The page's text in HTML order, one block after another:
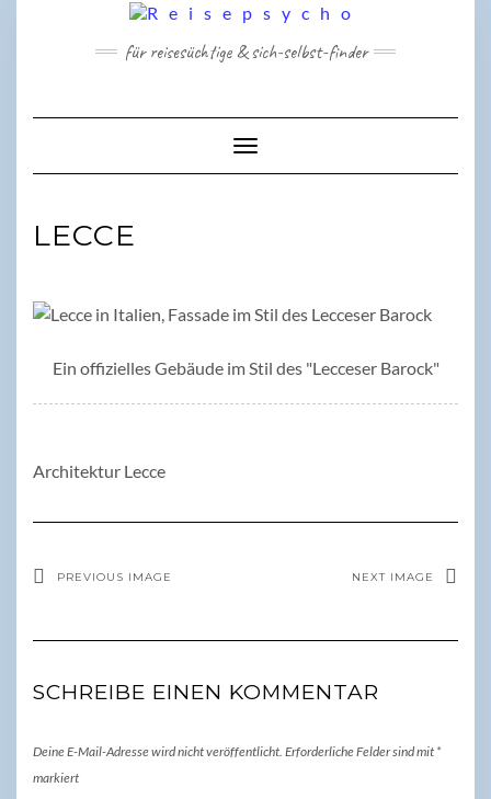
für reisesüchtige & sich-selbst-finder
Toggle Navigation
LECCE
Ein offizielles Gebäude im Stil des "Lecceser Barock"
Architektur Lecce
PREVIOUS IMAGE NEXT IMAGE
SCHREIBE EINEN KOMMENTAR
Deine E-Mail-Adresse wird nicht veröffentlicht. Erforderliche Felder sind mit *
markiert